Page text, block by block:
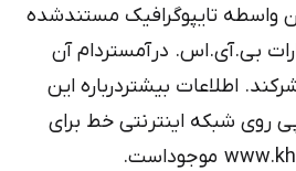
واسطه تایپوگرافیک مستندشده
بی.آی.اس. درآمستردام آن
اوت ۲۰۰۷ منتشرکند. اطلاعات بیشتردرباره این
روی شبکه اینترنتی خط برای